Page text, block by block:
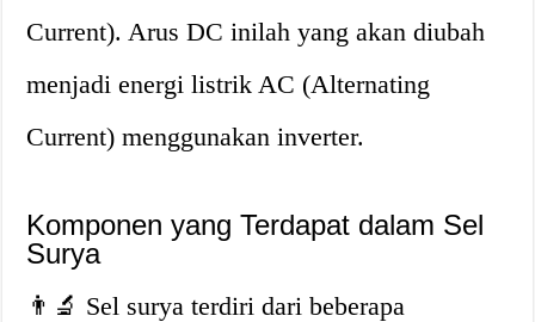
Current). Arus DC inilah yang akan diubah
menjadi energi listrik AC (Alternating
Current) menggunakan inverter.
Komponen yang Terdapat dalam Sel
Surya
👨‍🔬 Sel surya terdiri dari beberapa